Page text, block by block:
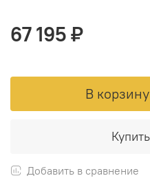
67 195 ₽
В корзину
Добавить в сравнение